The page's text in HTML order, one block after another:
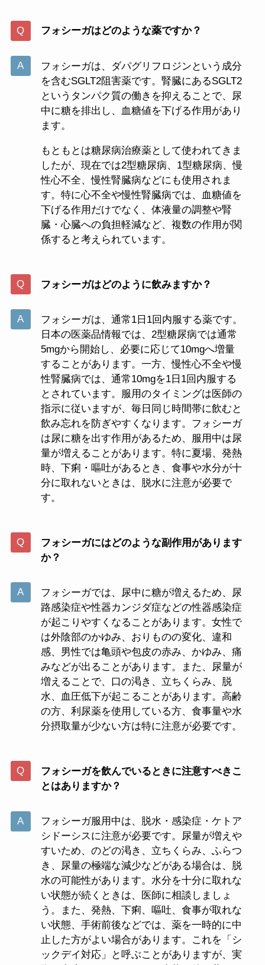
フォシーガはどのような薬ですか？
フォシーガは、ダパグリフロジンという成分
を含むSGLT2阻害薬です。腎臓にあるSGLT2
というタンパク質の働きを抑えることで、尿
中に糖を排出し、血糖値を下げる作用があり
ます。
もともとは糖尿病治療薬として使われてきま
したが、現在では2型糖尿病、1型糖尿病、慢
性心不全、慢性腎臓病などにも使用されま
す。特に心不全や慢性腎臓病では、血糖値を
下げる作用だけでなく、体液量の調整や腎
臓・心臓への負担軽減など、複数の作用が関
係すると考えられています。
フォシーガはどのように飲みますか？
フォシーガは、通常1日1回内服する薬です。
日本の医薬品情報では、2型糖尿病では通常
5mgから開始し、必要に応じて10mgへ増量
することがあります。一方、慢性心不全や慢
性腎臓病では、通常10mgを1日1回内服する
とされています。服用のタイミングは医師の
指示に従いますが、毎日同じ時間帯に飲むと
飲み忘れを防ぎやすくなります。フォシーガ
は尿に糖を出す作用があるため、服用中は尿
量が増えることがあります。特に夏場、発熱
時、下痢・嘔吐があるとき、食事や水分が十
分に取れないときは、脱水に注意が必要で
す。
フォシーガにはどのような副作用があります
か？
フォシーガでは、尿中に糖が増えるため、尿
路感染症や性器カンジダ症などの性器感染症
が起こりやすくなることがあります。女性で
は外陰部のかゆみ、おりものの変化、違和
感、男性では亀頭や包皮の赤み、かゆみ、痛
みなどが出ることがあります。また、尿量が
増えることで、口の渇き、立ちくらみ、脱
水、血圧低下が起こることがあります。高齢
の方、利尿薬を使用している方、食事量や水
分摂取量が少ない方は特に注意が必要です。
フォシーガを飲んでいるときに注意すべきこ
とはありますか？
フォシーガ服用中は、脱水・感染症・ケトア
シドーシスに注意が必要です。尿量が増えや
すいため、のどの渇き、立ちくらみ、ふらつ
き、尿量の極端な減少などがある場合は、脱
水の可能性があります。水分を十分に取れな
い状態が続くときは、医師に相談しましょ
う。また、発熱、下痢、嘔吐、食事が取れな
い状態、手術前後などでは、薬を一時的に中
止した方がよい場合があります。これを「シ
ックデイ対応」と呼ぶことがありますが、実